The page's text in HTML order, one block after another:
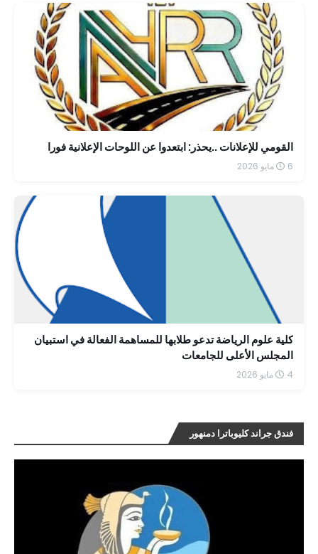
القومي للإعلانات ..يحذر: ابتعدوا عن اللوحات الإعلانية فورا
6 مايو 2026
كلية علوم الرياضة تدعو طلابها للمساهمة الفعالة في استبيان
المجلس الأعلى للجامعات
4 مايو 2026
فندق جراند كليوباترا دمنهور